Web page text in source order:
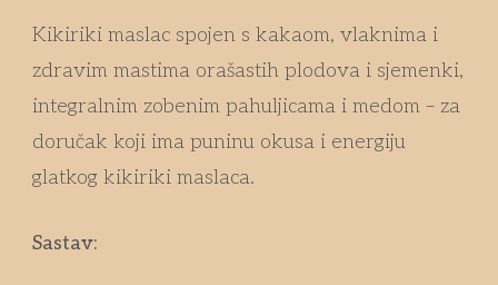
Kikiriki maslac spojen s kakaom, vlaknima i
zdravim mastima orašastih plodova i sjemenki,
integralnim zobenim pahuljicama i medom – za
doručak koji ima puninu okusa i energiju
glatkog kikiriki maslaca.
Sastav: